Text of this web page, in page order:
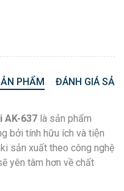
PHẨM ĐÁNH GIÁ
AK-637 là sản phẩm
bởi tính hữu ích và tiện
sản xuất theo công nghệ
yên tâm hơn về chất